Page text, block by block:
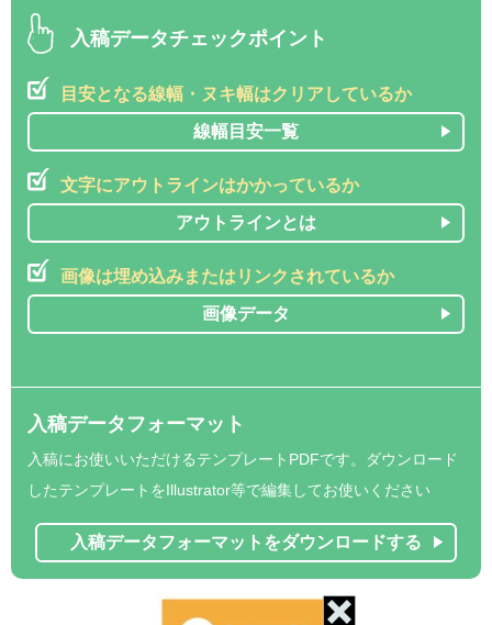
カートへ進む
入稿データチェックポイント
目安となる線幅・ヌキ幅はクリアしているか
線幅目安一覧
文字にアウトラインはかかっているか
アウトラインとは
画像は埋め込みまたはリンクされているか
画像データ
入稿データフォーマット
入稿にお使いいただけるテンプレートPDFです。ダウンロード
したテンプレートをIllustrator等で編集してお使いください
入稿データフォーマットをダウンロードする